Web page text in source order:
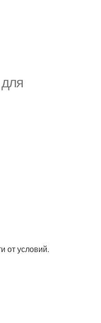
от условий.